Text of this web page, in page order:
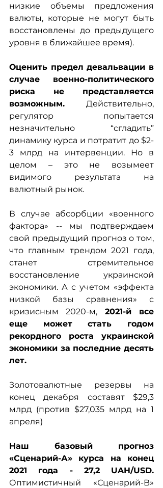
низкие объемы предложения
валюты, которые не могут быть
восстановлены до предыдущего
уровня в ближайшее время).
Оценить предел девальвации в
случае военно-политического
риска не представляется
возможным. Действительно,
регулятор попытается
незначительно “сгладить”
динамику курса и потратит до $2-
3 млрд на интервенции. Но в
целом – это не возымеет
видимого результата на
валютный рынок.
В случае абсорбции «военного
фактора» -- мы подтверждаем
свой предыдущий прогноз о том,
что главным трендом 2021 года,
станет стремительное
восстановление украинской
экономики. А с учетом «эффекта
низкой базы сравнения» с
кризисным 2020-м, 2021-й все
еще может стать годом
рекордного роста украинской
экономики за последние десять
лет.
Золотовалютные резервы на
конец декабря составят $29,3
млрд (против $27,035 млрд на 1
апреля)
Наш базовый прогноз
«Сценарий-А» курса на конец
Оптимистичный «Сценарий-B»